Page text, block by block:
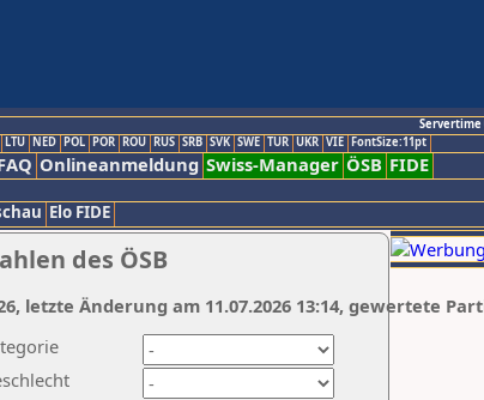
Servertime
LTU NED POL POR ROU RUS SRB SVK SWE TUR UKR VIE FontSize:11pt
Onlineanmeldung Swiss-Manager ÖSB FIDE
Elo FIDE
des ÖSB
letzte Änderung am 11.07.2026 13:14, gewertete